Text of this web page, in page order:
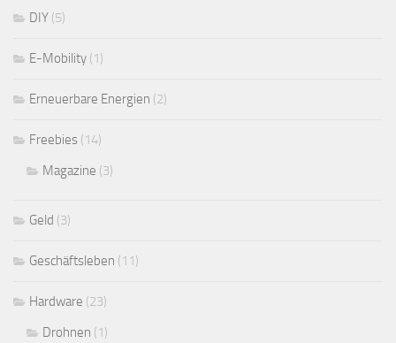
DIY (5)
E-Mobility (1)
Erneuerbare Energien (2)
Freebies (14)
Magazine (3)
Geld (3)
Geschäftsleben (11)
Hardware (23)
Drohnen (1)